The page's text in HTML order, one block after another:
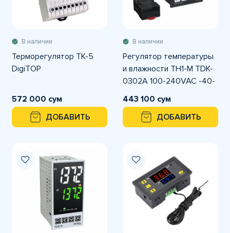
В наличии
Терморегулятор ТК-5
DigiTOP
572 000 сум
ДОБАВИТЬ
В наличии
Регулятор температуры
и влажности TH1-M TDK-
0302A 100-240VAC -40-
125C° 0-100%RH размер
72x72
443 100 сум
ДОБАВИТЬ